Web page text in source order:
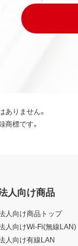
りません。
標です。
人向け商品
人向け商品トップ
人向けWi-Fi(無線LAN)
人向け有線LAN